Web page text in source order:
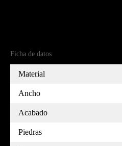
Ficha de datos
Material
Ancho
Acabado
Piedras